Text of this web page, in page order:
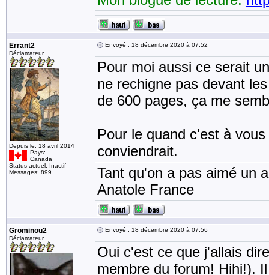
Errant2
Déclamateur
Depuis le: 18 avril 2014
Pays:
Canada
Status actuel: Inactif
Messages: 899
Envoyé : 18 décembre 2020 à 07:52
Pour moi aussi ce serait
ne rechigne pas devant
de 600 pages, ça me
Pour le quand c'est à
conviendrait.
Tant qu'on a pas aimé un
Anatole France
Grominou2
Déclamateur
Envoyé : 18 décembre 2020 à 07:56
Oui c'est ce que j'allais
membre du forum! Hihi!).